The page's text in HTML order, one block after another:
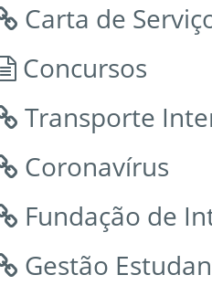
Carta de
Concursos
Transporte
Coronavírus
Fundação de
Gestão